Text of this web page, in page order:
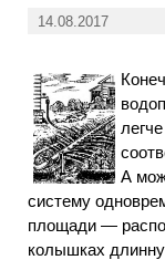
14.08.2017
А
систему
площади —
колышках